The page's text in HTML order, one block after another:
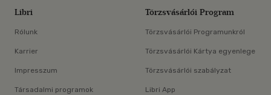
Libri
Rólunk
Karrier
Impresszum
Társadalmi programok
Törzsvásárlói Program
Törzsvásárlói Programunkról
Törzsvásárlói Kártya egyenlege
Törzsvásárlói szabályzat
Libri App